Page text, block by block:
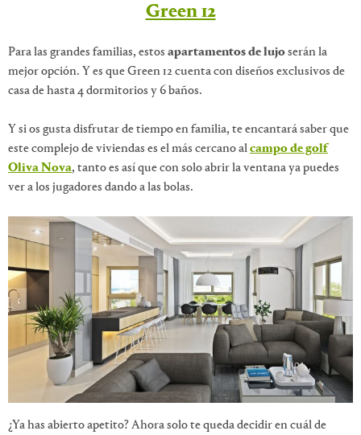
Green 12
Para las grandes familias, estos apartamentos de lujoserán la
mejor opción. Y es que Green 12 cuenta con diseños exclusivos de
casa de hasta 4 dormitorios y 6 baños.
Y si os gusta disfrutar de tiempo en familia, te encantará saber que
este complejo de viviendas es el más cercano alcampo de golf
Oliva Nova, tanto es así que con solo abrir la ventana ya puedes
ver a los jugadores dando a las bolas.
¿Ya has abierto apetito? Ahora solo te queda decidir en cuál de